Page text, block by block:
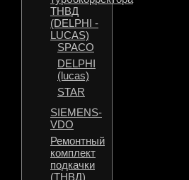
ТНВД
(DELPHI -
LUCAS)
SPACO
DELPHI
(lucas)
STAR
SIEMENS-
VDO
Ремонтный
комплект
подкачки
(ТНВД)